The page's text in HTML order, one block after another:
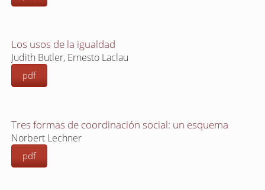
Los usos de la igualdad
Judith Butler, Ernesto Laclau
pdf
Tres formas de coordinación social: un esquema
Norbert Lechner
pdf